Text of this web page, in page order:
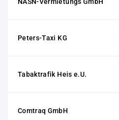
Peters-Taxi KG
Tabaktrafik Heis e.U.
Comtraq GmbH